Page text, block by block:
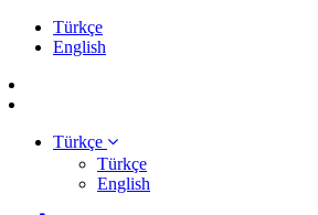
Türkçe
English
Türkçe
Türkçe
English